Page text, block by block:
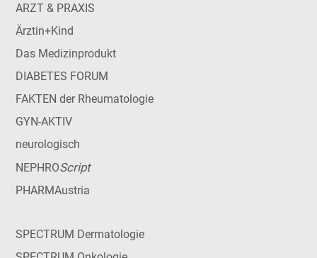
ARZT & PRAXIS
Ärztin+Kind
Das Medizinprodukt
DIABETES FORUM
FAKTEN der Rheumatologie
GYN-AKTIV
neurologisch
NEPHROScript
PHARMAustria
SPECTRUM Dermatologie